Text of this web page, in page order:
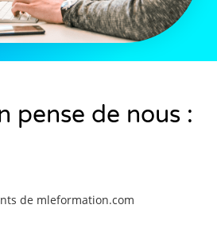
pense de nous :